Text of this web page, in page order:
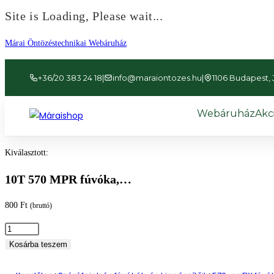
Site is Loading, Please wait...
Ugrás
a
tartalomhoz
Márai Öntözéstechnikai Webáruház
+36/20 383 24 18| info@maraiontozes.hu| 1106 Budapest,
Webáruház
Kiválasztott:
10T 570 MPR fúvóka,…
800 Ft (bruttó)
10T
570
Kosárba teszem